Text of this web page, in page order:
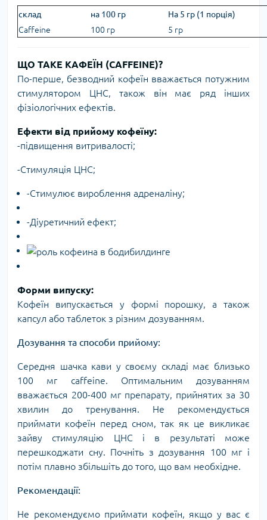
склад на 100 гр
На 5 гр (1 порція)
Caffeine
100 гр 5 гр
ЩО ТАКЕ КАФЕЇН (CAFFEINE)?
По-перше, безводний кофеїн вважається потужним
стимулятором ЦНС, також він має ряд інших
фізіологічних ефектів.
Ефекти від прийому кофеїну:
-підвищення витривалості;
-Стимуляція ЦНС;
-Стимулює вироблення адреналіну;
-Діуретичний ефект;
Форми випуску:
Кофеїн випускається у формі порошку, а також
капсул або таблеток з різним дозуванням.
Дозування та способи прийому:
Середня шачка кави у своєму складі має близько
100 мг caffeine. Оптимальним дозуванням
вважається 200-400 мг препарату, прийнятих за 30
хвилин до тренування. Не рекомендується
приймати кофеїн перед сном, так як це викликає
зайву стимуляцію ЦНС і в результаті може
перешкоджати сну. Почніть з дозування 100 мг і
потім плавно збільшіть до того, що вам необхідне.
Рекомендації:
Не рекомендуємо приймати кофеїн, якщо у вас є